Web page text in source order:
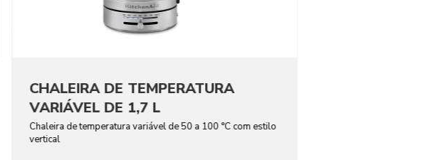
CHALEIRA DE TEMPERATURA
VARIÁVEL DE 1,7 L
Chaleira de temperatura variável de 50 a 100 °C com estilo
vertical